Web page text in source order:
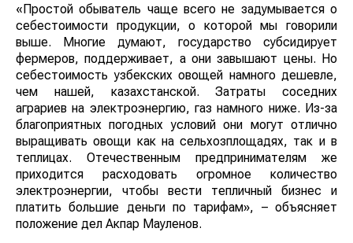
«Простой обыватель чаще всего не задумывается о
себестоимости продукции, о которой мы говорили
выше. Многие думают, государство субсидирует
фермеров, поддерживает, а они завышают цены. Но
себестоимость узбекских овощей намного дешевле,
чем нашей, казахстанской. Затраты соседних
аграриев на электроэнергию, газ намного ниже. Из-за
благоприятных погодных условий они могут отлично
выращивать овощи как на сельхозплощадях, так и в
теплицах. Отечественным предпринимателям же
приходится расходовать огромное количество
электроэнергии, чтобы вести тепличный бизнес и
платить большие деньги по тарифам», – объясняет
положение дел Акпар Мауленов.